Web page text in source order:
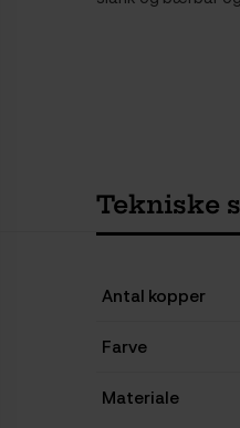
Tekniske
Antal kopper
Farve
Materiale